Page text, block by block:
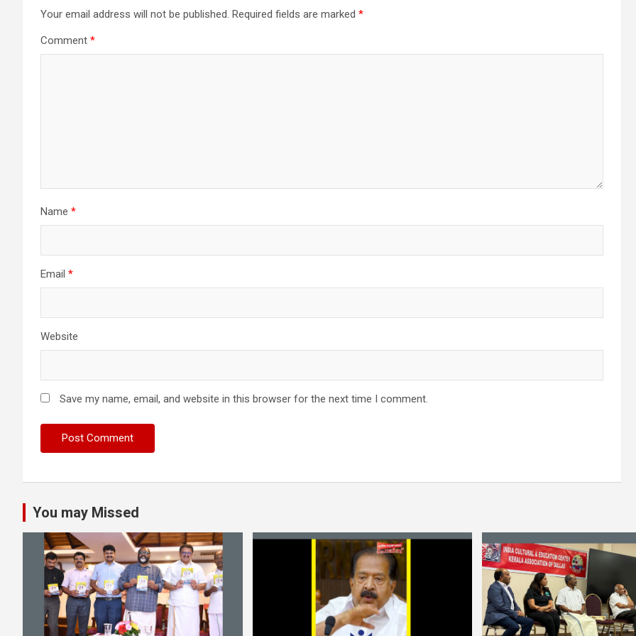
Your email address will not be published. Required fields are marked *
Comment *
Name *
Email *
Website
Save my name, email, and website in this browser for the next time I comment.
You may Missed